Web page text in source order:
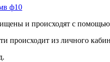
ф10
и происходят с
происходит из личного